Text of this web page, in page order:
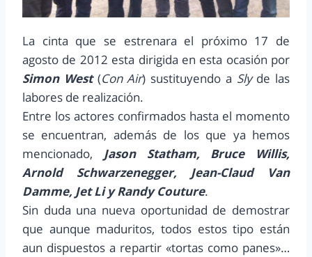
La cinta que se estrenara el próximo 17 de
agosto de 2012 esta dirigida en esta ocasión por
Simon West(Con Air) sustituyendo a Slyde las
labores de realización.
Entre los actores confirmados hasta el momento
se encuentran, además de los que ya hemos
mencionado, Jason Statham, Bruce Willis,
Arnold Schwarzenegger, Jean-Claud Van
Damme, Jet Li y Randy Couture.
Sin duda una nueva oportunidad de demostrar
que aunque maduritos, todos estos tipo están
aun dispuestos a repartir «tortas como panes»…